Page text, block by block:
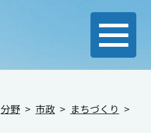
分野 市政
まちづくり